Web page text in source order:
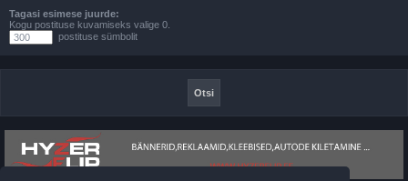
Tagasi esimese juurde:
Kogu postituse kuvamiseks valige 0.
postituse sümbolit